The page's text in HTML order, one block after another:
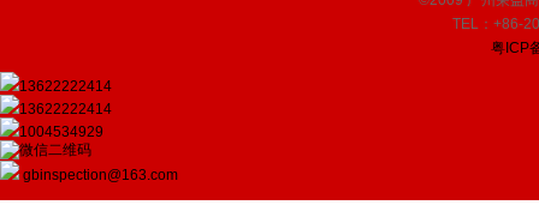
TEL：+86-
粤ICP
13622222414
13622222414
1004534929
gbinspection@163.com